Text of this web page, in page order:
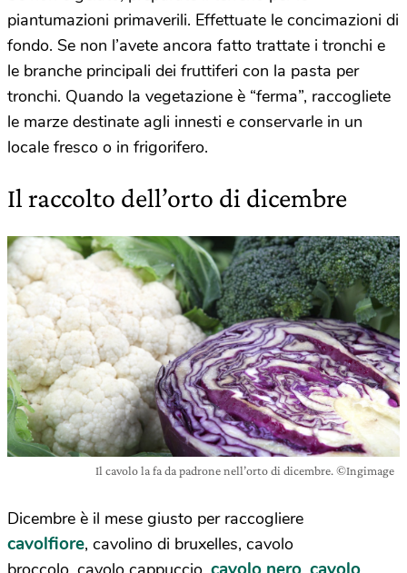
piantumazioni primaverili. Effettuate le concimazioni di
fondo. Se non l’avete ancora fatto trattate i tronchi e
le branche principali dei fruttiferi con la pasta per
tronchi. Quando la vegetazione è “ferma”, raccogliete
le marze destinate agli innesti e conservarle in un
locale fresco o in frigorifero.
Il raccolto dell’orto di dicembre
Il cavolo la fa da padrone nell’orto di dicembre. ©Ingimage
Dicembre è il mese giusto per raccogliere
cavolfiore, cavolino di bruxelles, cavolo